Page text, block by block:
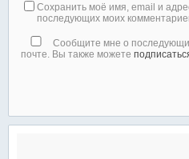
Сохранить моё имя, email и
последующих моих
Сообщите мне о
почте. Вы также можете